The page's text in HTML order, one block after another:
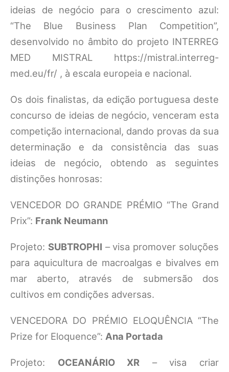
ideias de negócio para o crescimento azul:
“The Blue Business Plan Competition”,
desenvolvido no âmbito do projeto INTERREG
MED MISTRAL https://mistral.interreg-
med.eu/fr/ , à escala europeia e nacional.
Os dois finalistas, da edição portuguesa deste
concurso de ideias de negócio, venceram esta
competição internacional, dando provas da sua
determinação e da consistência das suas
ideias de negócio, obtendo as seguintes
distinções honrosas:
VENCEDOR DO GRANDE PRÉMIO “The Grand
Prix”: Frank Neumann
Projeto: SUBTROPHI – visa promover soluções
para aquicultura de macroalgas e bivalves em
mar aberto, através de submersão dos
cultivos em condições adversas.
VENCEDORA DO PRÉMIO ELOQUÊNCIA “The
Prize for Eloquence”: Ana Portada
Projeto: OCEANÁRIO XR – visa criar